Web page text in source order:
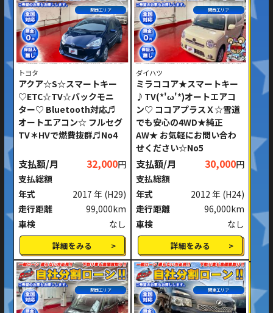
関西エリア
トヨタ
アクア☆S☆スマートキー
♡ETC☆TV☆バックモニ
ター♡ Bluetooth対応♬
オートエアコン☆ フルセグ
TV＊HVで燃費抜群♬No4
支払額/月 32,000円
支払総額
年式
2017 年 (H29)
走行距離
99,000km
車検
なし
詳細をみる
関西エリア
ダイハツ
ミラココア★スマートキー
♪TV(*'ω'*)オートエアコ
ン♡ ココアプラスＸ☆雪道
でも安心の4WD★純正
AW★ お気軽にお問い合わ
せください☆No5
支払額/月 30,000円
支払総額
年式
2012 年 (H24)
走行距離
96,000km
車検
なし
詳細をみる
関西エリア 関東エリア